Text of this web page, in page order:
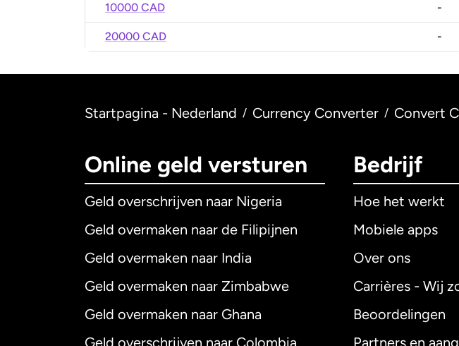
10000 CAD -
20000 CAD -
Startpagina - Nederland / Currency Converter / Convert
Online geld versturen
Geld overschrijven naar Nigeria
Geld overmaken naar de Filipijnen
Geld overmaken naar India
Geld overmaken naar Zimbabwe
Geld overmaken naar Ghana
Bedrijf
Hoe het werkt
Mobiele apps
Over ons
Carrières - Wij
Beoordelingen